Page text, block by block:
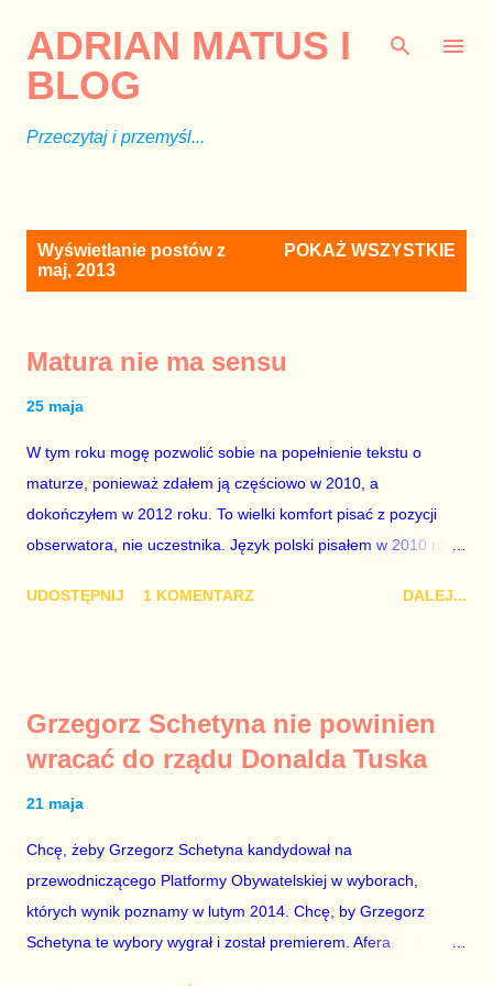
ADRIAN MATUS I
BLOG
Przeczytaj i przemyśl...
Wyświetlanie postów z
maj, 2013
POKAŻ WSZYSTKIE
Matura nie ma sensu
25 maja
W tym roku mogę pozwolić sobie na popełnienie tekstu o
maturze, ponieważ zdałem ją częściowo w 2010, a
dokończyłem w 2012 roku. To wielki komfort pisać z pozycji
obserwatora, nie uczestnika. Język polski pisałem w 2010 roku
poważnie traktował opinie polonistki na temat moich zdolności,
że napiszę bzdury. Za zbędną uważam pierwszą część
arkusza, która polega na sprawdzaniu tego czy maturzysta
kultury?”. Rozumienie czytanego tekstu powinno być
warunkiem wyjścia ze szkoły podstawowej. Sprawdzanie tej
umiejętności, gdy człowiek jest pełnoletni, nie ma sensu, bo
czego w takim razie miały mnie nauczyć podstawówka i
UDOSTĘPNIJ 1 KOMENTARZ DALEJ...
Grzegorz Schetyna nie powinien
wracać do rządu Donalda Tuska
21 maja
Chcę, żeby Grzegorz Schetyna kandydował na
przewodniczącego Platformy Obywatelskiej w wyborach,
których wynik poznamy w lutym 2014. Chcę, by Grzegorz
Schetyna te wybory wygrał i został premierem. Afera